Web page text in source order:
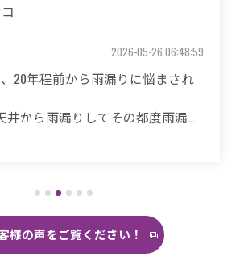
2026-05-26 06:48:59
20年程前から雨漏りに悩まされ
井から雨漏りしてその都度雨漏り
もらいましたがスッキリ直った
は憂鬱で仕方ありませんでした。
原因を特定して修繕してほしいと
ミを見て井澤産業さんにたどり着
ました。
様の声をご覧ください！